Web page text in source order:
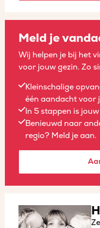
Meld je
Wij helpen je bij het
voor jouw gezin. Zo
Kleinschalige
één aandacht voor
In 5 stappen is
Benieuwd naar
regio? Meld je aan.